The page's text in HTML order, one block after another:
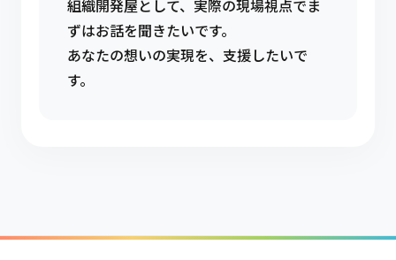
組織開発屋として、実際の現場視点でま
ずはお話を聞きたいです。
あなたの想いの実現を、支援したいで
す。